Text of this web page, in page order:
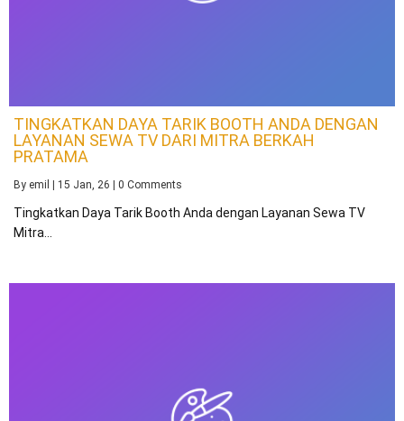
TINGKATKAN DAYA TARIK BOOTH ANDA DENGAN
LAYANAN SEWA TV DARI MITRA BERKAH
PRATAMA
By emil 15 Jan, 26 0 Comments
Tingkatkan Daya Tarik Booth Anda dengan Layanan Sewa TV
Mitra…